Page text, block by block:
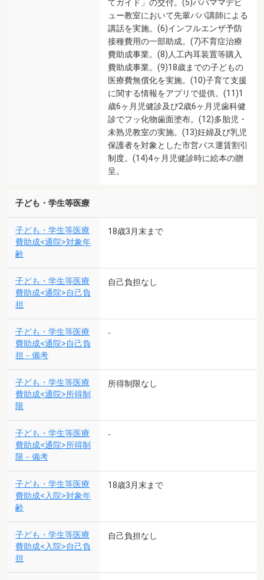
てガイド」の交付。(5)パパママデビ
ュー教室において先輩パパ講師による
講話を実施。(6)インフルエンザ予防
接種費用の一部助成。(7)不育症治療
費助成事業。(8)人工内耳装置等購入
費助成事業。(9)18歳までの子どもの
医療費無償化を実施。(10)子育て支援
に関する情報をアプリで提供。(11)1
歳6ヶ月児健診及び2歳6ヶ月児歯科健
診でフッ化物歯面塗布。(12)多胎児・
未熟児教室の実施。(13)妊婦及び乳児
保護者を対象とした市営バス運賃割引
制度。(14)4ヶ月児健診時に絵本の贈
呈。
子ども・学生等医療
子ども・学生等医療
費助成<通院>対象年
齢
18歳3月末まで
子ども・学生等医療
費助成<通院>自己負
担
自己負担なし
子ども・学生等医療
費助成<通院>自己負
担－備考
-
子ども・学生等医療
費助成<通院>所得制
限
所得制限なし
子ども・学生等医療
費助成<通院>所得制
限－備考
-
子ども・学生等医療
費助成<入院>対象年
齢
18歳3月末まで
子ども・学生等医療
費助成<入院>自己負
担
自己負担なし